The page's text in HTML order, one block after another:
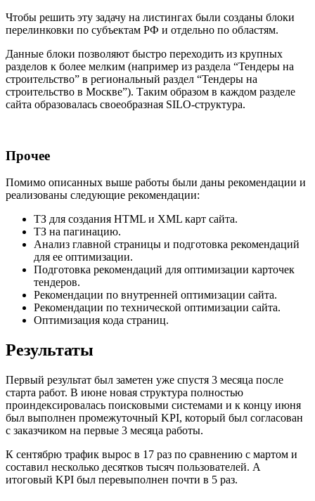
Чтобы решить эту задачу на листингах были созданы блоки
перелинковки по субъектам РФ и отдельно по областям.
Данные блоки позволяют быстро переходить из крупных
разделов к более мелким (например из раздела “Тендеры на
строительство” в региональный раздел “Тендеры на
строительство в Москве”). Таким образом в каждом разделе
сайта образовалась своеобразная SILO-структура.
Прочее
Помимо описанных выше работы были даны рекомендации и
реализованы следующие рекомендации:
ТЗ для создания HTML и XML карт сайта.
ТЗ на пагинацию.
Анализ главной страницы и подготовка рекомендаций
для ее оптимизации.
Подготовка рекомендаций для оптимизации карточек
тендеров.
Рекомендации по внутренней оптимизации сайта.
Рекомендации по технической оптимизации сайта.
Оптимизация кода страниц.
Результаты
Первый результат был заметен уже спустя 3 месяца после
старта работ. В июне новая структура полностью
проиндексировалась поисковыми системами и к концу июня
был выполнен промежуточный KPI, который был согласован
с заказчиком на первые 3 месяца работы.
К сентябрю трафик вырос в 17 раз по сравнению с мартом и
составил несколько десятков тысяч пользователей. А
итоговый KPI был перевыполнен почти в 5 раз.